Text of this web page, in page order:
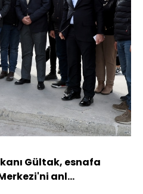
Gültak, esnafa
anl...